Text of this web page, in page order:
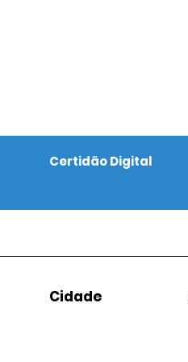
Certidão Digital
Cidade